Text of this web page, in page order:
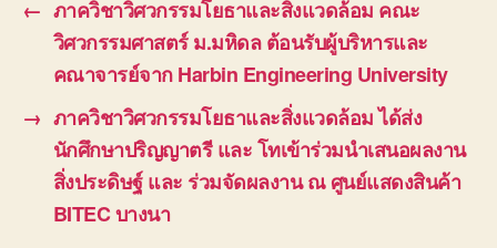
← ภาควิชาวิศวกรรมโยธาและสิ่งแวดล้อม คณะ
วิศวกรรมศาสตร์ ม.มหิดล ต้อนรับผู้บริหารและ
คณาจารย์จาก Harbin Engineering University
→ ภาควิชาวิศวกรรมโยธาและสิ่งแวดล้อม ได้ส่ง
นักศึกษาปริญญาตรี และ โทเข้าร่วมนำเสนอผลงาน
สิ่งประดิษฐ์ และ ร่วมจัดผลงาน ณ ศูนย์แสดงสินค้า
BITEC บางนา